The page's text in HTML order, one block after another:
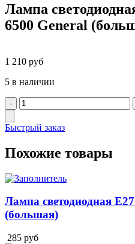
Лампа
6500 General
1 210 руб
5 в наличии
Быстрый заказ
Похожие товары
Лампа светодиодная
(большая)
285 руб